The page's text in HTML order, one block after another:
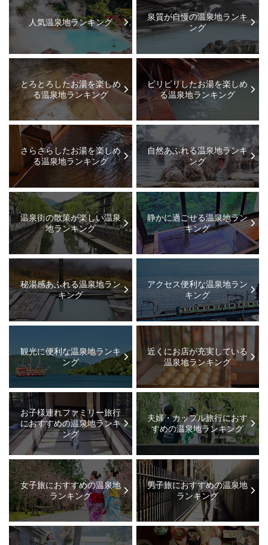
人気温泉地ランキング
泉質が自慢の温泉地ランキ
ング
とろとろしたお湯を楽しめ
る温泉地ランキング
ピリピリしたお湯を楽しめ
る温泉地ランキング
さらさらしたお湯を楽しめ
る温泉地ランキング
自然あふれる温泉地ランキ
ング
温泉街の散策が楽しい温泉
地ランキング
静かに過ごせる温泉地ラン
キング
秘湯感あふれる温泉地ラン
キング
アクセス便利な温泉地ラン
キング
観光に便利な温泉地ランキ
ング
近くにお店が充実している
温泉地ランキング
お子様連れファミリー旅行
におすすめの温泉地ランキ
ング
夫婦・カップル旅行におす
すめの温泉地ランキング
女子旅におすすめの温泉地
ランキング
男子旅におすすめの温泉地
ランキング